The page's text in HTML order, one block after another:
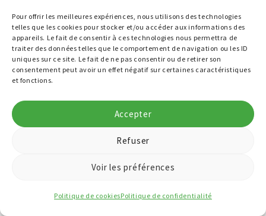
Pour offrir les meilleures expériences, nous utilisons des technologies
telles que les cookies pour stocker et/ou accéder aux informations des
appareils. Le fait de consentir à ces technologies nous permettra de
traiter des données telles que le comportement de navigation ou les ID
uniques sur ce site. Le fait de ne pas consentir ou de retirer son
consentement peut avoir un effet négatif sur certaines caractéristiques
et fonctions.
Accepter
Refuser
Voir les préférences
Politique de cookiesPolitique de confidentialité
responsable du traitement, ainsi que par
l’hébergeur (voirmentions légales) et certains
sous-traitants qui nous apportent un service
dans le cadre de notre activité (liste actuelle :
Sarbacane utile à l’édition et à la gestion de nos
newsletters électroniques)
Dans l’éventualité où notre société était
acquise ou fusionnée à une autre, vos
transmises aux nouveaux acquéreurs si ceux-ci